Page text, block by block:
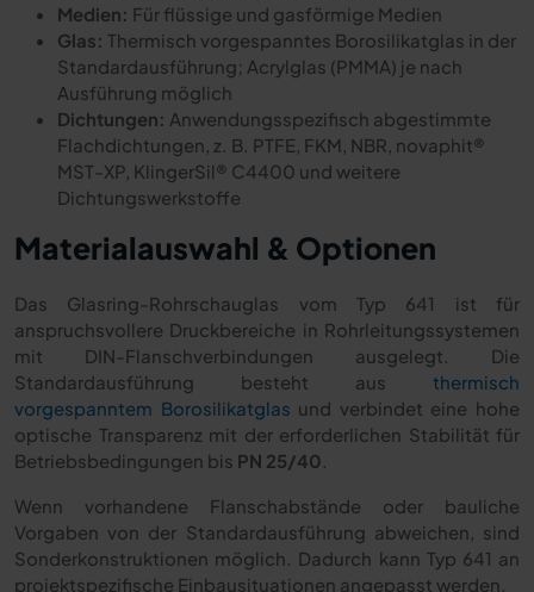
Medien: Für flüssige und gasförmige Medien
Glas: Thermisch vorgespanntes Borosilikatglas in der
Standardausführung; Acrylglas (PMMA) je nach
Ausführung möglich
Dichtungen: Anwendungsspezifisch abgestimmte
Flachdichtungen, z. B. PTFE, FKM, NBR, novaphit®
MST-XP, KlingerSil® C4400 und weitere
Dichtungswerkstoffe
Materialauswahl & Optionen
Das Glasring-Rohrschauglas vom Typ 641 ist für
anspruchsvollere Druckbereiche in Rohrleitungssystemen
mit DIN-Flanschverbindungen ausgelegt. Die
Standardausführung besteht aus thermisch
vorgespanntem Borosilikatglas und verbindet eine hohe
optische Transparenz mit der erforderlichen Stabilität für
Betriebsbedingungen bis PN 25/40
Wenn vorhandene Flanschabstände oder bauliche
Vorgaben von der Standardausführung abweichen, sind
Sonderkonstruktionen möglich. Dadurch kann Typ 641 an
projektspezifische Einbausituationen angepasst werden.